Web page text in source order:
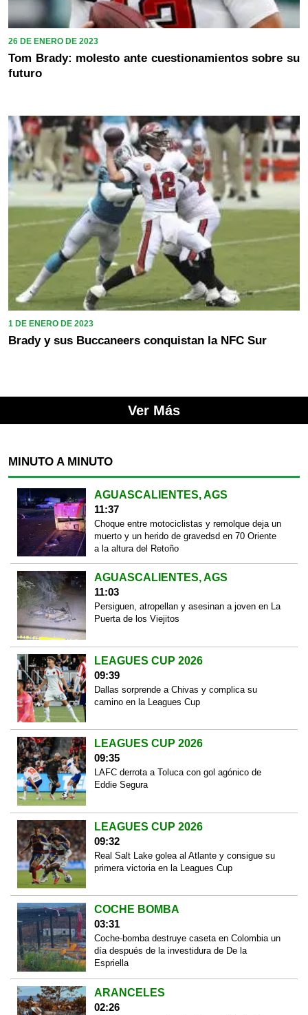
26 DE ENERO DE 2023
Tom Brady: molesto ante cuestionamientos sobre su
futuro
1 DE ENERO DE 2023
Brady y sus Buccaneers conquistan la NFC Sur
Ver Más
MINUTO A MINUTO
AGUASCALIENTES, AGS
11:37
Choque entre motociclistas y remolque deja un
muerto y un herido de gravedsd en 70 Oriente
a la altura del Retoño
AGUASCALIENTES, AGS
11:03
Persiguen, atropellan y asesinan a joven en La
Puerta de los Viejitos
LEAGUES CUP 2026
09:39
Dallas sorprende a Chivas y complica su
camino en la Leagues Cup
LEAGUES CUP 2026
09:35
LAFC derrota a Toluca con gol agónico de
Eddie Segura
LEAGUES CUP 2026
09:32
Real Salt Lake golea al Atlante y consigue su
primera victoria en la Leagues Cup
COCHE BOMBA
03:31
Coche-bomba destruye caseta en Colombia un
día después de la investidura de De la
Espriella
ARANCELES
02:26